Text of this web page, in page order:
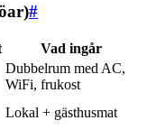
#
Vad ingår
Dubbelrum med AC,
WiFi, frukost
Lokal + gästhusmat